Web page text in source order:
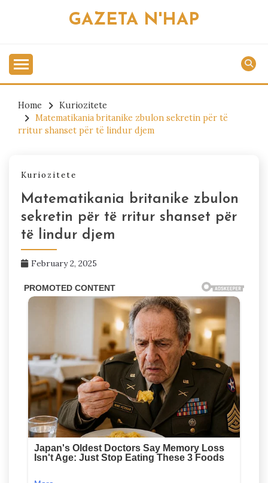
GAZETA N'HAP
Home
Kuriozitete
Matematikania britanike zbulon sekretin për të
rritur shanset për të lindur djem
Kuriozitete
Matematikania britanike zbulon
sekretin për të rritur shanset për
të lindur djem
February 2, 2025